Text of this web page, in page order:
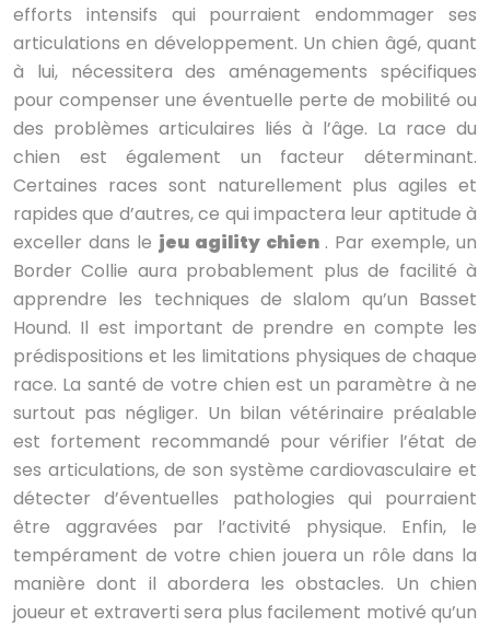
efforts intensifs qui pourraient endommager ses
articulations en développement. Un chien âgé, quant
à lui, nécessitera des aménagements spécifiques
pour compenser une éventuelle perte de mobilité ou
des problèmes articulaires liés à l’âge. La race du
chien est également un facteur déterminant.
Certaines races sont naturellement plus agiles et
rapides que d’autres, ce qui impactera leur aptitude à
exceller dans le jeu agility chien . Par exemple, un
Border Collie aura probablement plus de facilité à
apprendre les techniques de slalom qu’un Basset
Hound. Il est important de prendre en compte les
prédispositions et les limitations physiques de chaque
race. La santé de votre chien est un paramètre à ne
surtout pas négliger. Un bilan vétérinaire préalable
est fortement recommandé pour vérifier l’état de
ses articulations, de son système cardiovasculaire et
détecter d’éventuelles pathologies qui pourraient
être aggravées par l’activité physique. Enfin, le
tempérament de votre chien jouera un rôle dans la
manière dont il abordera les obstacles. Un chien
joueur et extraverti sera plus facilement motivé qu’un